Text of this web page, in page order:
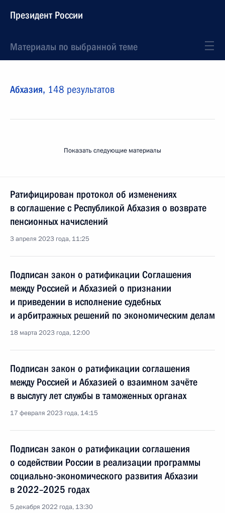
Президент России
Материалы по выбранной теме
Абхазия, 148 результатов
Показать следующие материалы
Ратифицирован протокол об изменениях
в соглашение с Республикой Абхазия о возврате
пенсионных начислений
3 апреля 2023 года, 11:25
Подписан закон о ратификации Соглашения
между Россией и Абхазией о признании
и приведении в исполнение судебных
и арбитражных решений по экономическим делам
18 марта 2023 года, 12:00
Подписан закон о ратификации соглашения
между Россией и Абхазией о взаимном зачёте
в выслугу лет службы в таможенных органах
17 февраля 2023 года, 14:15
Подписан закон о ратификации соглашения
о содействии России в реализации программы
социально-экономического развития Абхазии
в 2022–2025 годах
5 декабря 2022 года, 13:30